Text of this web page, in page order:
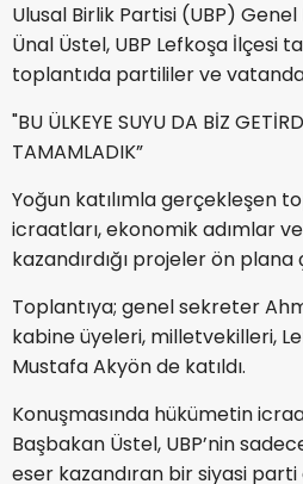
Ulusal Birlik Partisi (UBP)
Ünal Üstel, UBP Lefkoşa İlçesi
toplantıda partililer ve
"BU ÜLKEYE SUYU DA BİZ
TAMAMLADIK”
Yoğun katılımla gerçekleşen
icraatları, ekonomik adımlar ve
kazandırdığı projeler ön plana
Toplantıya; genel sekreter
kabine üyeleri, milletvekilleri,
Mustafa Akyön de katıldı.
Konuşmasında hükümetin
Başbakan Üstel, UBP’nin
eser kazandıran bir siyasi parti